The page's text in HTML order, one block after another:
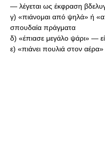
— λέγεται ως έκφραση
γ) «πιάνομαι από ψηλά» ή
σπουδαία πράγματα
δ) «έπιασε μεγάλο ψάρι» —
ε) «πιάνει πουλιά στον